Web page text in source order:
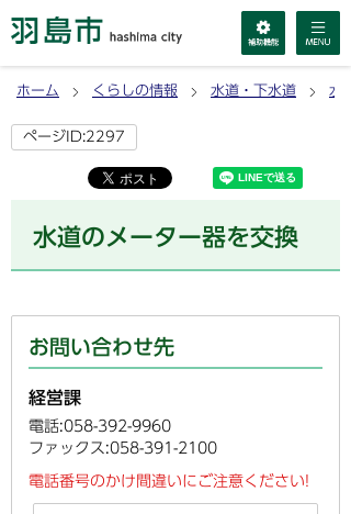
ホーム くらしの情報 水道・下水道 水道
ページID:2297
水道のメーター器を交換
お問い合わせ先
経営課
電話:058-392-9960
ファックス:058-391-2100
電話番号のかけ間違いにご注意ください!